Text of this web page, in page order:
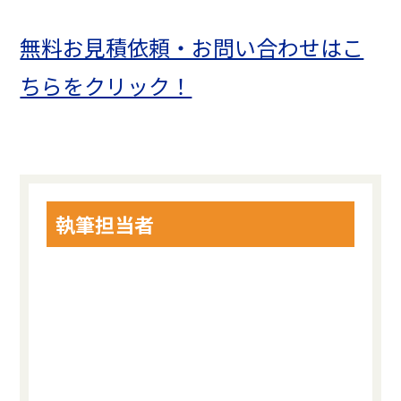
無料お見積依頼・お問い合わせはこ
ちらをクリック！
執筆担当者